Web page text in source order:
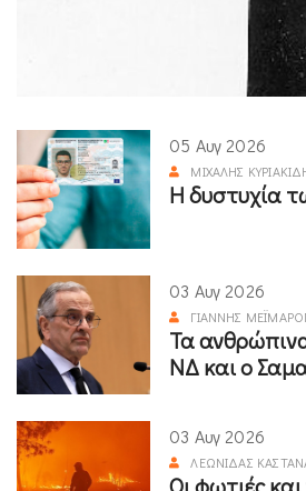
05 Αυγ 2026
ΜΙΧΆΛΗΣ
Η δυστυχία
03 Αυγ 2026
ΓΙΆΝΝΗΣ
Τα
ΝΔ και ο
03 Αυγ 2026
ΛΕΩΝΊΔΑΣ